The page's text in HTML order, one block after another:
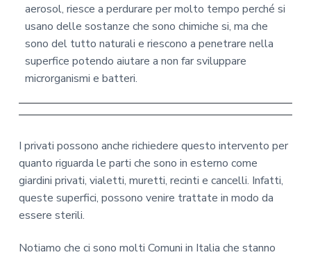
aerosol, riesce a perdurare per molto tempo perché si
usano delle sostanze che sono chimiche si, ma che
sono del tutto naturali e riescono a penetrare nella
superfice potendo aiutare a non far sviluppare
microrganismi e batteri.
I privati possono anche richiedere questo intervento per
quanto riguarda le parti che sono in esterno come
giardini privati, vialetti, muretti, recinti e cancelli. Infatti,
queste superfici, possono venire trattate in modo da
essere sterili.
Notiamo che ci sono molti Comuni in Italia che stanno